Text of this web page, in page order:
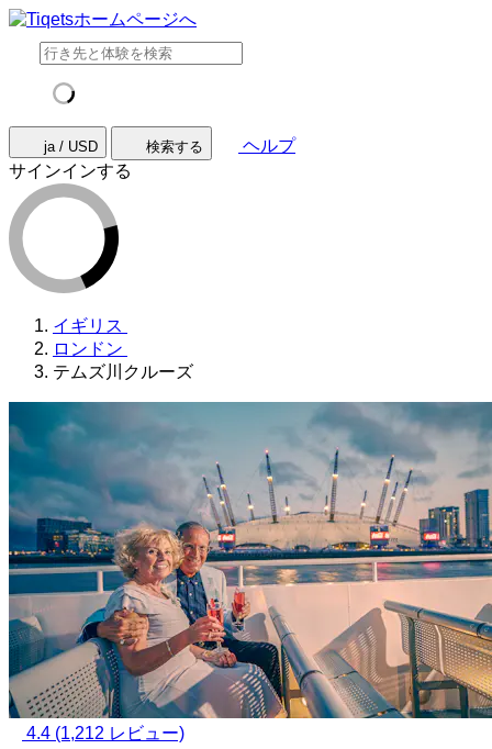
ja / USD 検索する
ヘルプ
サインインする
イギリス
ロンドン
テムズ川クルーズ
4.4 (1,212 レビュー)